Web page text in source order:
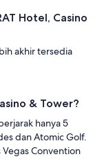
Hotel, Casino
akhir tersedia
& Tower?
hanya 5
dan Atomic Golf.
Vegas Convention